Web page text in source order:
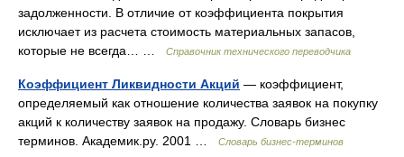
задолженности. В отличие от коэффициента покрытия
исключает из расчета стоимость материальных запасов,
которые не всегда… …
Справочник технического переводчика
Коэффициент Ликвидности Акций — коэффициент,
определяемый как отношение количества заявок на покупку
акций к количеству заявок на продажу. Словарь бизнес
терминов. Академик.ру. 2001 …
Словарь бизнес-терминов